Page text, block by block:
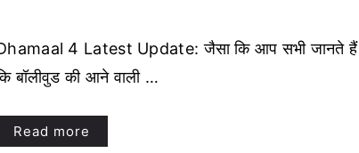
4 Latest Update: जैसा कि आप सभी जानते हैं
बॉलीवुड की आने वाली …
Read more